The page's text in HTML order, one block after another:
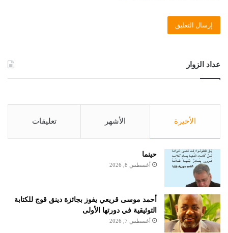
عداد الزوار
الأخيرة الأشهر تعليقات
حينما
أغسطس 8, 2026
أحمد موسى قريعي يفوز بجائزة دينق قوج للكتابة
التوثيقية في دورتها الأولى
أغسطس 7, 2026